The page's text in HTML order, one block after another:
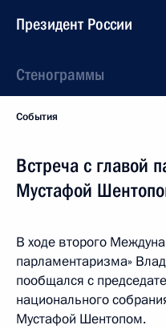
Президент России
Стенограммы
События
Встреча с главой
Мустафой
В ходе второго
парламентаризма»
пообщался с
национального
Мустафой Шентопом.